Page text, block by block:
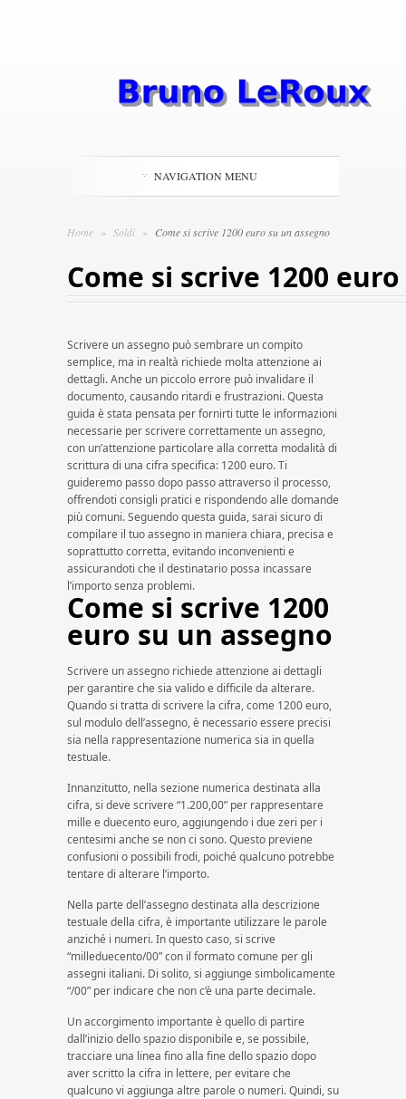
NAVIGATION MENU
Home » Soldi » Come si scrive 1200 euro su un assegno
Come si scrive 1200
Scrivere un assegno può sembrare un compito
semplice, ma in realtà richiede molta attenzione ai
dettagli. Anche un piccolo errore può invalidare il
documento, causando ritardi e frustrazioni. Questa
guida è stata pensata per fornirti tutte le informazioni
necessarie per scrivere correttamente un assegno,
con un’attenzione particolare alla corretta modalità di
scrittura di una cifra specifica: 1200 euro. Ti
guideremo passo dopo passo attraverso il processo,
offrendoti consigli pratici e rispondendo alle domande
più comuni. Seguendo questa guida, sarai sicuro di
compilare il tuo assegno in maniera chiara, precisa e
soprattutto corretta, evitando inconvenienti e
assicurandoti che il destinatario possa incassare
l’importo senza problemi.
Come si scrive 1200
euro su un assegno
Scrivere un assegno richiede attenzione ai dettagli
per garantire che sia valido e difficile da alterare.
Quando si tratta di scrivere la cifra, come 1200 euro,
sul modulo dell’assegno, è necessario essere precisi
sia nella rappresentazione numerica sia in quella
testuale.
Innanzitutto, nella sezione numerica destinata alla
cifra, si deve scrivere “1.200,00” per rappresentare
mille e duecento euro, aggiungendo i due zeri per i
centesimi anche se non ci sono. Questo previene
confusioni o possibili frodi, poiché qualcuno potrebbe
tentare di alterare l’importo.
Nella parte dell’assegno destinata alla descrizione
testuale della cifra, è importante utilizzare le parole
anziché i numeri. In questo caso, si scrive
“milleduecento/00” con il formato comune per gli
assegni italiani. Di solito, si aggiunge simbolicamente
“/00” per indicare che non c’è una parte decimale.
Un accorgimento importante è quello di partire
dall’inizio dello spazio disponibile e, se possibile,
tracciare una linea fino alla fine dello spazio dopo
aver scritto la cifra in lettere, per evitare che
qualcuno vi aggiunga altre parole o numeri. Quindi, su